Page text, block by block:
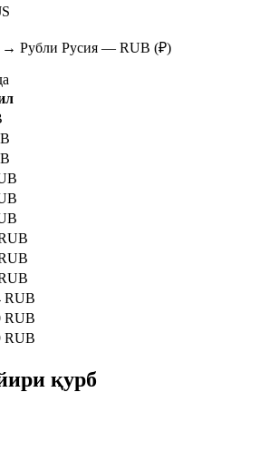
Рубли Русия — RUB (₽)
RUB
RUB
RUB
қурб